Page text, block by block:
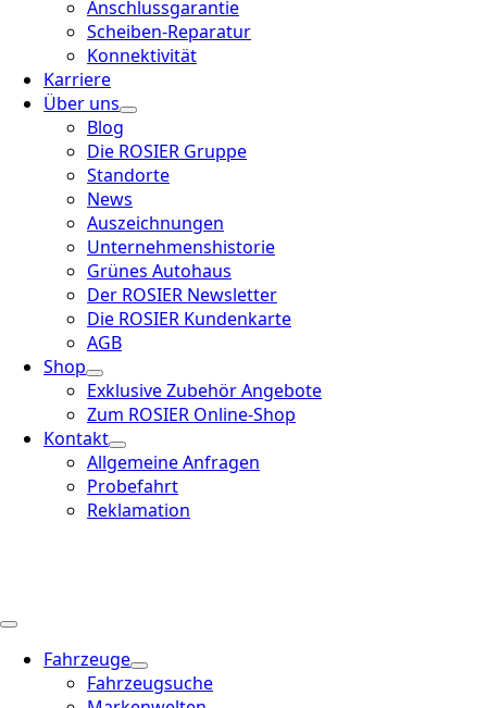
Anschlussgarantie
Scheiben-Reparatur
Konnektivität
Karriere
Über uns
Blog
Die ROSIER Gruppe
Standorte
News
Auszeichnungen
Unternehmenshistorie
Grünes Autohaus
Der ROSIER Newsletter
Die ROSIER Kundenkarte
AGB
Shop
Exklusive Zubehör Angebote
Zum ROSIER Online-Shop
Kontakt
Allgemeine Anfragen
Probefahrt
Reklamation
Fahrzeuge
Fahrzeugsuche